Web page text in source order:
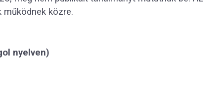
közre.
nyelven)